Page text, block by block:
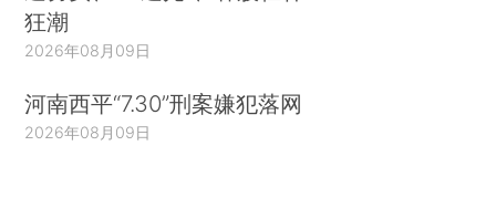
狂潮
2026年08月09日
河南西平“7.30”刑案嫌犯落网
2026年08月09日